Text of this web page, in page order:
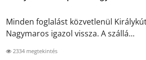
Minden foglalást közvetlenül
Nagymaros igazol vissza. A szállá...
2334 megtekintés